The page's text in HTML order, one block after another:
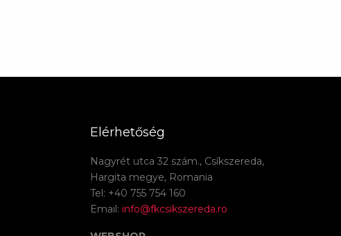
Elérhetőség
Nagyrét utca 32 szám., Csíkszereda,
Hargita megye, Romania
Tel: +40 755 754 160
Email: info@fkcsikszereda.ro